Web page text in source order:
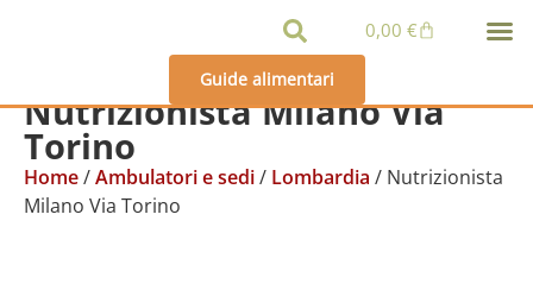
0,00 €
Guide alimentari
Nutrizionista Milano Via
Torino
Home/Ambulatori e sedi/ Lombardia / Nutrizionista
Milano Via Torino